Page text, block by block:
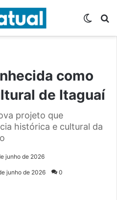
como
de Itaguaí
projeto que
histórica e cultural da
junho de 2026
junho de 2026 0